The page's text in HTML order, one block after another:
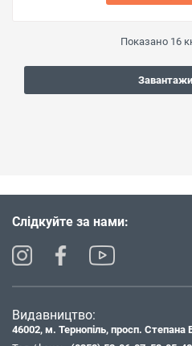
Показано 16
Слідкуйте за нами:
Видавництво:
46002, м. Тернопіль, просп. Степана